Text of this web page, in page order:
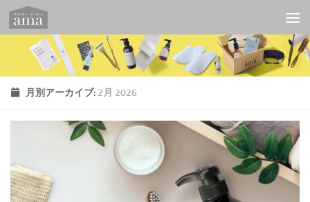
コンテンツへスキップ
月別アーカイブ: 2月 2026